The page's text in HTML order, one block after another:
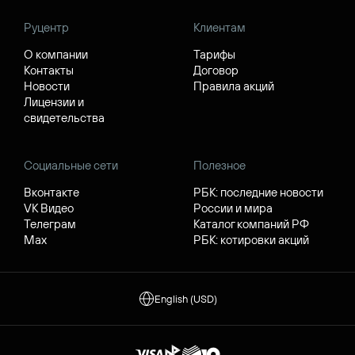
Руцентр
О компании
Контакты
Новости
Лицензии и
свидетельства
Клиентам
Тарифы
Договор
Правила акций
Социальные сети
Вконтакте
VK Видео
Телеграм
Max
Полезное
РБК: последние новости
России и мира
Каталог компаний РФ
РБК: котировки акций
English (USD)